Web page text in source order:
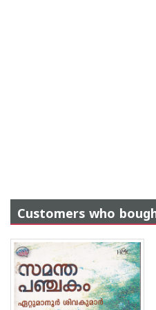
Customers who